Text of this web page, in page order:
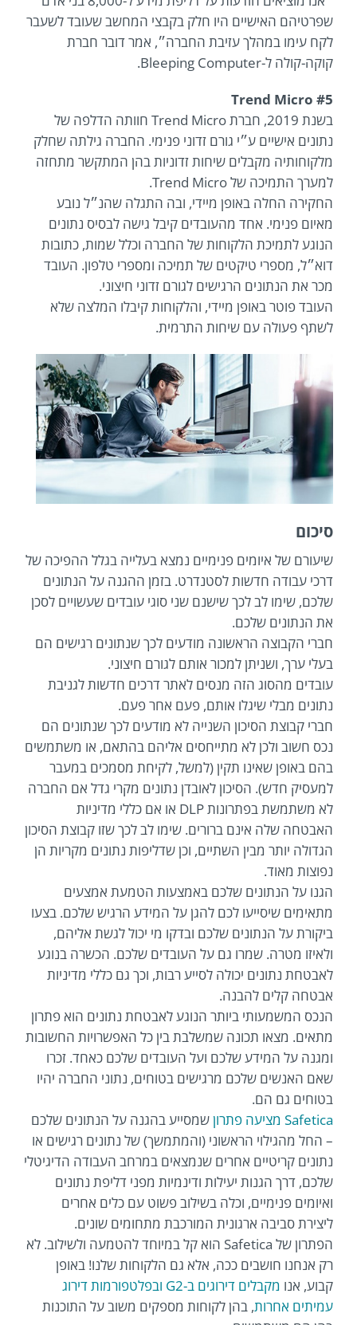
שפרטיהם האישיים היו חלק בקבצי המחשב שעובד לשעבר
לקח עימו במהלך עזיבת החברה״, אמר דובר חברת
קוקה-קולה ל-Bleeping Computer.
#5 Trend Micro
בשנת 2019, חברת Trend Micro חוותה הדלפה של
נתונים אישיים ע״י גורם זדוני פנימי. החברה גילתה שחלק
מלקוחותיה מקבלים שיחות זדוניות בהן המתקשר מתחזה
למערך התמיכה של Trend Micro.
החקירה החלה באופן מיידי, ובה התגלה שהנ״ל נובע
מאיום פנימי. אחד מהעובדים קיבל גישה לבסיס נתונים
הנוגע לתמיכת הלקוחות של החברה וכלל שמות, כתובות
דוא״ל, מספרי טיקטים של תמיכה ומספרי טלפון. העובד
מכר את הנתונים הרגישים לגורם זדוני חיצוני.
העובד פוטר באופן מיידי, והלקוחות קיבלו המלצה שלא
לשתף פעולה עם שיחות התרמית.
סיכום
שיעורם של איומים פנימיים נמצא בעלייה בגלל ההפיכה של
דרכי עבודה חדשות לסטנדרט. בזמן ההגנה על הנתונים
שלכם, שימו לב לכך שישנם שני סוגי עובדים שעשויים לסכן
את הנתונים שלכם.
חברי הקבוצה הראשונה מודעים לכך שנתונים רגישים הם
בעלי ערך, ושניתן למכור אותם לגורם חיצוני.
עובדים מהסוג הזה מנסים לאתר דרכים חדשות לגניבת
נתונים מבלי שיגלו אותם, פעם אחר פעם.
חברי קבוצת הסיכון השנייה לא מודעים לכך שנתונים הם
נכס חשוב ולכן לא מתייחסים אליהם בהתאם, או משתמשים
בהם באופן שאינו תקין (למשל, לקיחת מסמכים במעבר
למעסיק חדש). הסיכון לאובדן נתונים מקרי גדל אם החברה
לא משתמשת בפתרונות DLP או אם כללי מדיניות
האבטחה שלה אינם ברורים. שימו לב לכך שזו קבוצת הסיכון
הגדולה יותר מבין השתיים, וכן שדליפות נתונים מקריות הן
נפוצות מאוד.
הגנו על הנתונים שלכם באמצעות הטמעת אמצעים
מתאימים שיסייעו לכם להגן על המידע הרגיש שלכם. בצעו
ביקורת על הנתונים שלכם ובדקו מי יכול לגשת אליהם,
ולאיזו מטרה. שמרו גם על העובדים שלכם. הכשרה בנוגע
לאבטחת נתונים יכולה לסייע רבות, וכך גם כללי מדיניות
אבטחה קלים להבנה.
הנכס המשמעותי ביותר הנוגע לאבטחת נתונים הוא פתרון
מתאים. מצאו תכונה שמשלבת בין כל האפשרויות החשובות
ומגנה על המידע שלכם ועל העובדים שלכם כאחד. זכרו
שאם האנשים שלכם מרגישים בטוחים, נתוני החברה יהיו
בטוחים גם הם.
Safetica מציעה פתרון
שמסייע בהגנה על הנתונים שלכם
– החל מהגילוי הראשוני (והמתמשך) של נתונים רגישים או
נתונים קריטיים אחרים שנמצאים במרחב העבודה הדיגיטלי
שלכם, דרך הגנות יעילות ודינמיות מפני דליפת נתונים
ואיומים פנימיים, וכלה בשילוב פשוט עם כלים אחרים
ליצירת סביבה ארגונית המורכבת מתחומים שונים.
הפתרון של Safetica הוא קל במיוחד להטמעה ולשילוב. לא
רק אנחנו חושבים ככה, אלא גם הלקוחות שלנו! באופן
קבוע, אנו
מקבלים דירוגים ב-G2 ובפלטפורמות דירוג
עמיתים אחרות, בהן לקוחות מספקים משוב על התוכנות